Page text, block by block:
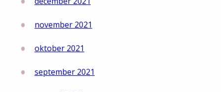
november 2021
oktober 2021
september 2021